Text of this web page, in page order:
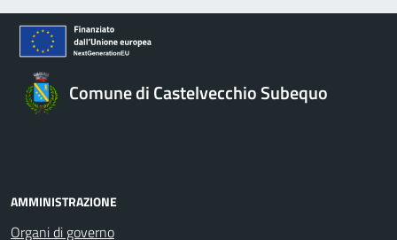
Comune di Castelvecchio Subequo
AMMINISTRAZIONE
Organi di governo